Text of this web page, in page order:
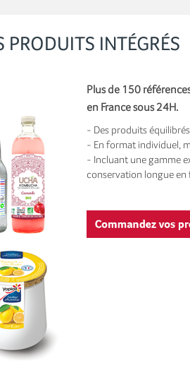
PRODUITS INTÉGRÉS
Plus de 150
en France sous 24H.
- Des produits
- En format individuel,
- Incluant une gamme
conservation longue en